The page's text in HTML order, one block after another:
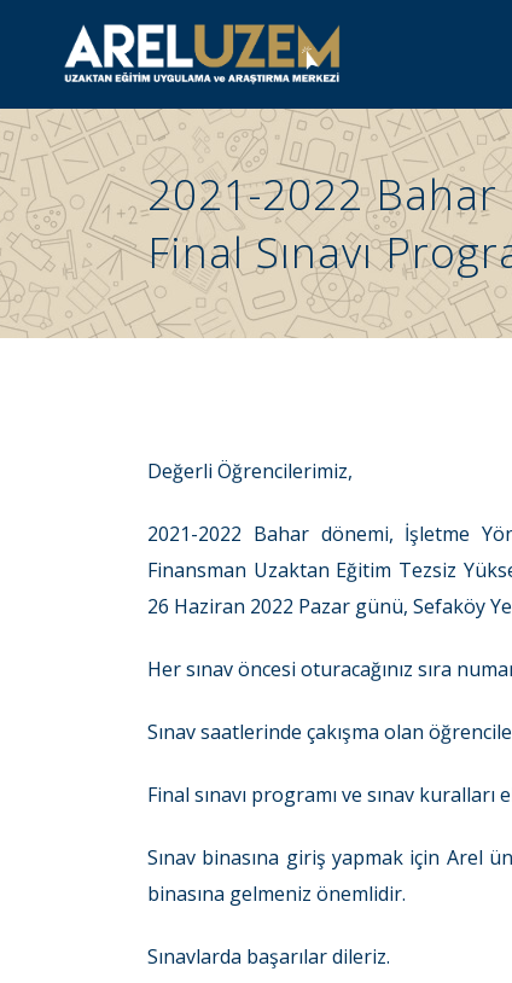
2021-2022 Bahar
Final Sınavı
Değerli Öğrencilerimiz,
2021-2022 Bahar dönemi, İşletme
Finansman Uzaktan Eğitim Tezsiz
26 Haziran 2022 Pazar günü, Sefaköy
Her sınav öncesi oturacağınız sıra
Sınav saatlerinde çakışma olan
Final sınavı programı ve sınav kuralları
Sınav binasına giriş yapmak için Arel
binasına gelmeniz önemlidir.
Sınavlarda başarılar dileriz.